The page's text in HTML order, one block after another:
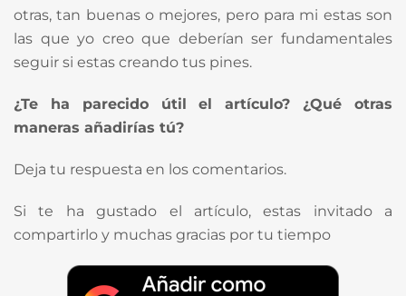
otras, tan buenas o mejores, pero para mi estas son
las que yo creo que deberían ser fundamentales
seguir si estas creando tus pines.
¿Te ha parecido útil el artículo? ¿Qué otras
maneras añadirías tú?
Deja tu respuesta en los comentarios.
Si te ha gustado el artículo, estas invitado a
compartirlo y muchas gracias por tu tiempo